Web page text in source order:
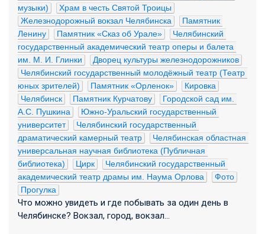
музыки)
Храм в честь Святой Троицы
Железнодорожный вокзал Челябинска
Памятник
Ленину
Памятник «Сказ об Урале»
Челябинский
государственный академический театр оперы и балета
им. М. И. Глинки
Дворец культуры железнодорожников
Челябинский государственный молодёжный театр (Театр
юных зрителей)
Памятник «Орленок»
Кировка
Челябинск
Памятник Курчатову
Городской сад им.
А.С. Пушкина
Южно-Уральский государственный
университет
Челябинский государственный
драматический камерный театр
Челябинская областная
универсальная научная библиотека (Публичная
библиотека)
Цирк
Челябинский государственный
академический театр драмы им. Наума Орлова
Фото
Прогулка
Что можно увидеть и где побывать за один день в
Челябинске? Вокзал, город, вокзал...